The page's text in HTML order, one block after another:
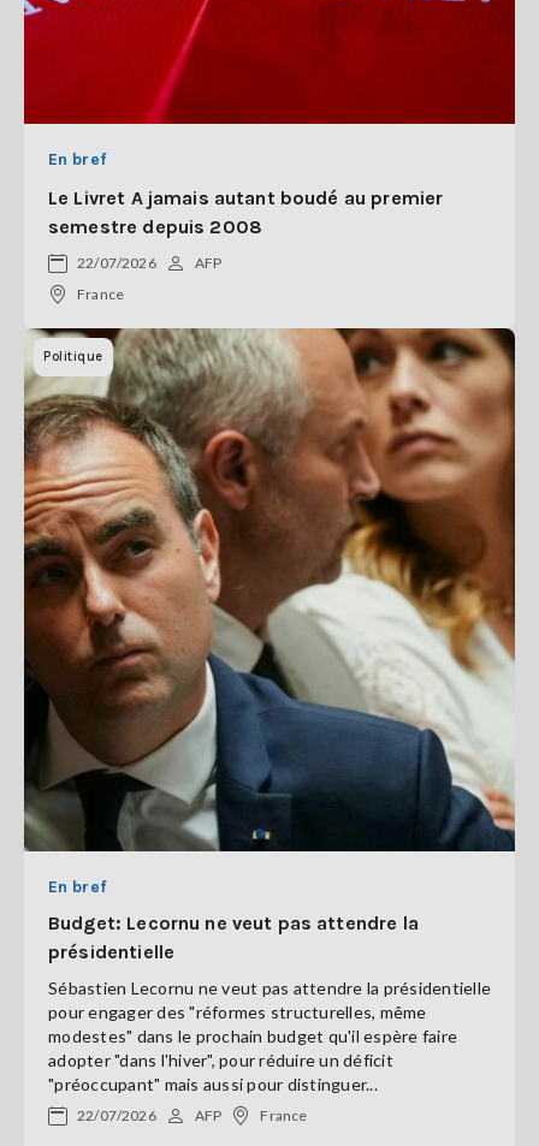
En bref
Le Livret A jamais autant boudé au premier
semestre depuis 2008
22/07/2026
AFP
France
Politique
En bref
Budget: Lecornu ne veut pas attendre la
présidentielle
Sébastien Lecornu ne veut pas attendre la présidentielle
pour engager des "réformes structurelles, même
modestes" dans le prochain budget qu'il espère faire
adopter "dans l'hiver", pour réduire un déficit
"préoccupant" mais aussi pour distinguer...
22/07/2026 AFP France